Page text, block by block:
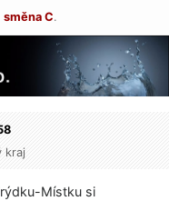
směna C.
kraj
Místku si